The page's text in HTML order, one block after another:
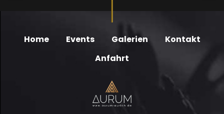
Home Events Galerien
Kontakt
Anfahrt